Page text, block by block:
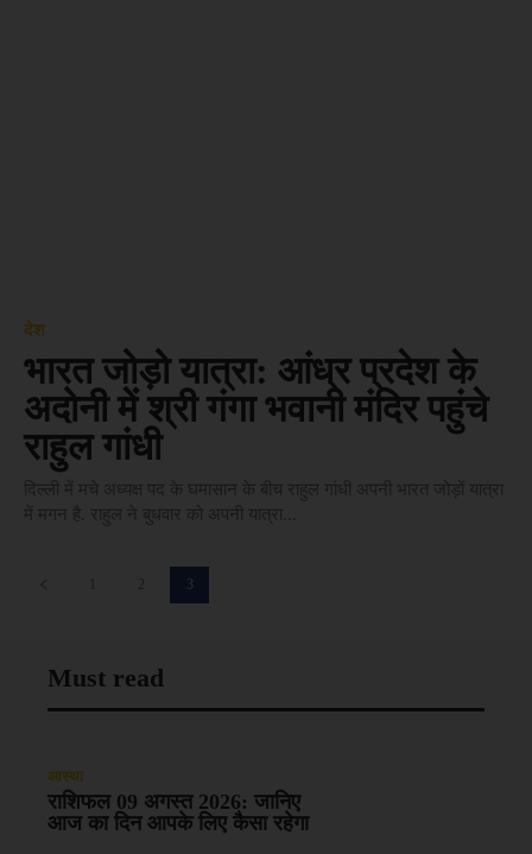
देश
भारत जोड़ो यात्रा: आंध्र प्रदेश के
अदोनी में श्री गंगा भवानी मंदिर पहुंचे
राहुल गांधी
3
Must read
आस्था
राशिफल 09 अगस्त 2026: जानिए
आज का दिन आपके लिए कैसा रहेगा